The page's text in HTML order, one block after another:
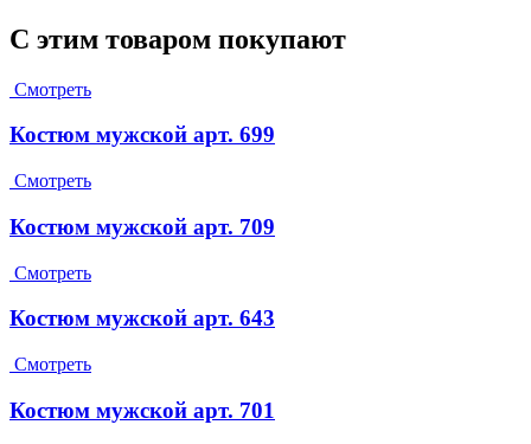
С этим товаром покупают
Смотреть
Костюм мужской арт. 699
Смотреть
Костюм мужской арт. 709
Смотреть
Костюм мужской арт. 643
Смотреть
Костюм мужской арт. 701